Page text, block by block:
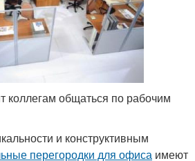
коллегам общаться по рабочим
и конструктивным
перегородки для офиса имеют